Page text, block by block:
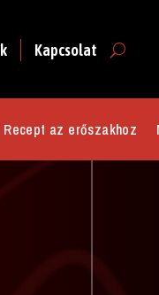
Kapcsolat
Recept az erőszakhoz